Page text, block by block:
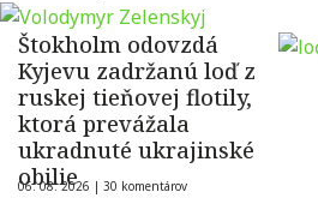
Štokholm odovzdá
Kyjevu zadržanú loď z
ruskej tieňovej flotily,
ktorá prevážala
ukradnuté ukrajinské
obilie
06. 08. 2026 | 30 komentárov